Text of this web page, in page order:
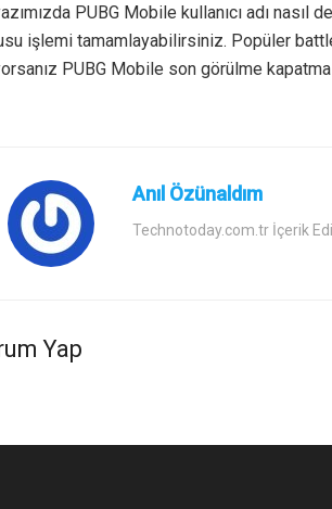
PUBG Mobile kullanıcı adı
işlemi tamamlayabilirsiniz. Popüler
PUBG Mobile son görülme
Anıl Özünaldım
Technotoday.com.tr İçerik
Yap